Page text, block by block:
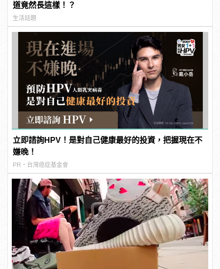
道竟然長這樣！？
生活話題
立即諮詢HPV！是對自己健康最好的投資，把握現在不
嫌晚！
PR・台灣癌症基金會